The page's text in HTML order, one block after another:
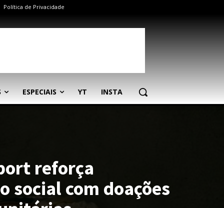
Política de Privacidade
ESPECIAIS YT INSTA
reforça
social com doações